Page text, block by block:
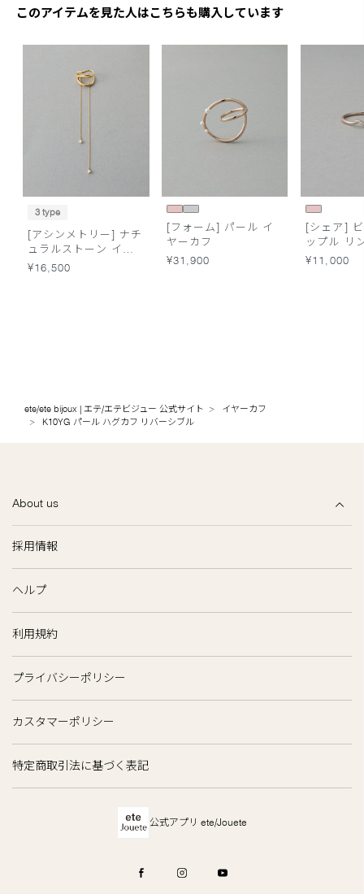
このアイテムを見た人はこちらも購入しています
3 type
[アシンメトリー] ナチ
ュラルストーン イヤ
ーカフ
¥16,500
[フォーム] パール イ
ヤーカフ
¥31,900
[シェア]
ップル リ
¥11,000
ete/ete bijoux | エテ/エテビジュー 公式サイト
イヤーカフ
K10YG パール ハグカフ リバーシブル
About us
採用情報
ヘルプ
利用規約
プライバシーポリシー
カスタマーポリシー
特定商取引法に基づく表記
公式アプリ ete/Jouete